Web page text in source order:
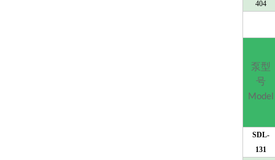
404
泵型
号
Model
SDL-
131